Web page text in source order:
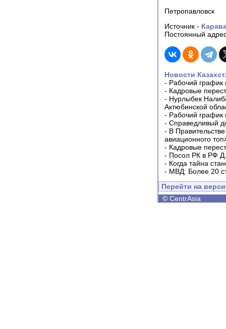
Петропавловск
Источник -
Постоянный
Новости
- Рабочий график
- Кадровые
- Нурлыбек
Актюбинской
- Рабочий график
- Справедливый
- В
авиационного
- Кадровые
- Посол РК в РФ
- Когда тайна
- МВД: Более 20
Перейти на
© CentrAsia